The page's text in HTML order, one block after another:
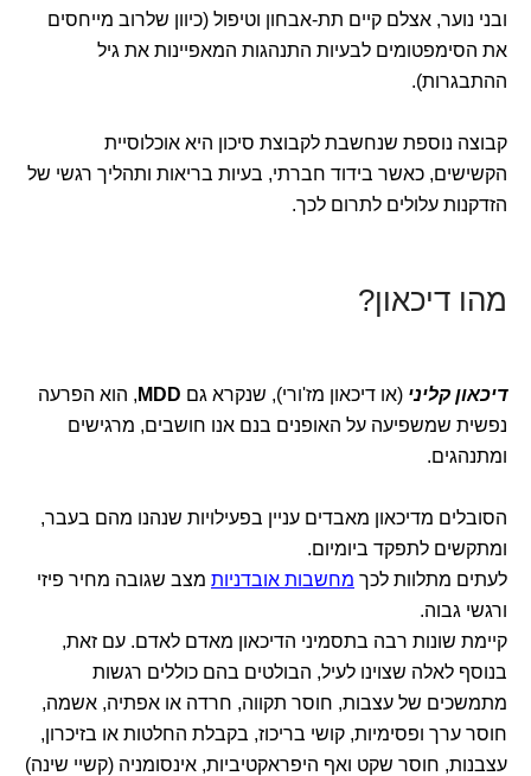
ובני נוער, אצלם קיים תת-אבחון וטיפול (כיוון שלרוב מייחסים
את הסימפטומים לבעיות התנהגות המאפיינות את גיל
ההתבגרות).
קבוצה נוספת שנחשבת לקבוצת סיכון היא אוכלוסיית
הקשישים, כאשר בידוד חברתי, בעיות בריאות ותהליך רגשי של
הזדקנות עלולים לתרום לכך.
מהו דיכאון?
דיכאון קליני (או דיכאון מז'ורי), שנקרא גם MDD , הוא הפרעה
נפשית שמשפיעה על האופנים בנם אנו חושבים, מרגישים
ומתנהגים.
הסובלים מדיכאון מאבדים עניין בפעילויות שנהנו מהם בעבר,
ומתקשים לתפקד ביומיום.
לעתים מתלוות לכך מחשבות אובדניות מצב שגובה מחיר פיזי
ורגשי גבוה.
קיימת שונות רבה בתסמיני הדיכאון מאדם לאדם. עם זאת,
בנוסף לאלה שצוינו לעיל, הבולטים בהם כוללים רגשות
מתמשכים של עצבות, חוסר תקווה, חרדה או אפתיה, אשמה,
חוסר ערך ופסימיות, קושי בריכוז, בקבלת החלטות או בזיכרון,
עצבנות, חוסר שקט ואף היפראקטיביות, אינסומניה (קשיי שינה)